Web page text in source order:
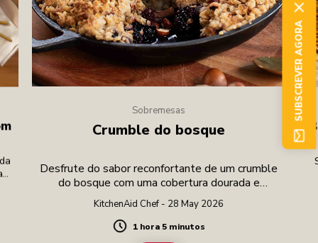
Sobremesas
Crumble do bosque
Desfrute do sabor reconfortante de um crumble
do bosque com uma cobertura dourada e
amanteigada de aveia e avelã sobre uma mistura
luxuriante de peras e amoras, infundidas com um
toque de baunilha e canela.
KitchenAid Chef - 28 May 2026
Duration
1 hora 5 minutos
SUBSCREVER AGORA